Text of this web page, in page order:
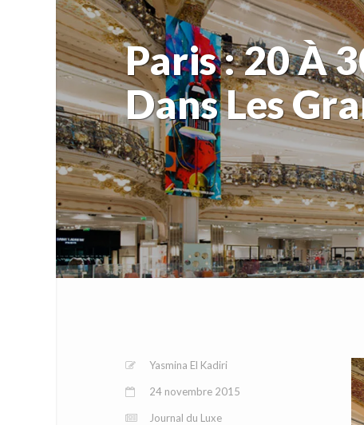
Paris : 20 À
Dans Les
Yasmina El Kadiri
24 novembre 2015
Journal du Luxe